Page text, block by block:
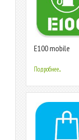
Е100 mobile
Подробнее...